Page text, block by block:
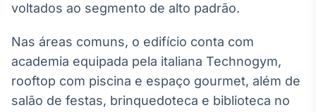
Em breve
voltados ao segmento de alto padrão.
Nas áreas comuns, o edifício conta com
academia equipada pela italiana Technogym,
rooftop com piscina e espaço gourmet, além de
salão de festas, brinquedoteca e biblioteca no